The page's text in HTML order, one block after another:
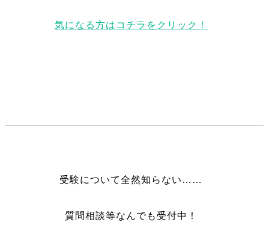
気になる方はコチラをクリック！
受験について全然知らない……
質問相談等なんでも受付中！